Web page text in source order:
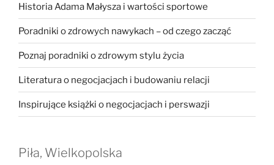
Historia Adama Małysza i wartości sportowe
Poradniki o zdrowych nawykach – od czego zacząć
Poznaj poradniki o zdrowym stylu życia
Literatura o negocjacjach i budowaniu relacji
Inspirujące książki o negocjacjach i perswazji
Piła, Wielkopolska